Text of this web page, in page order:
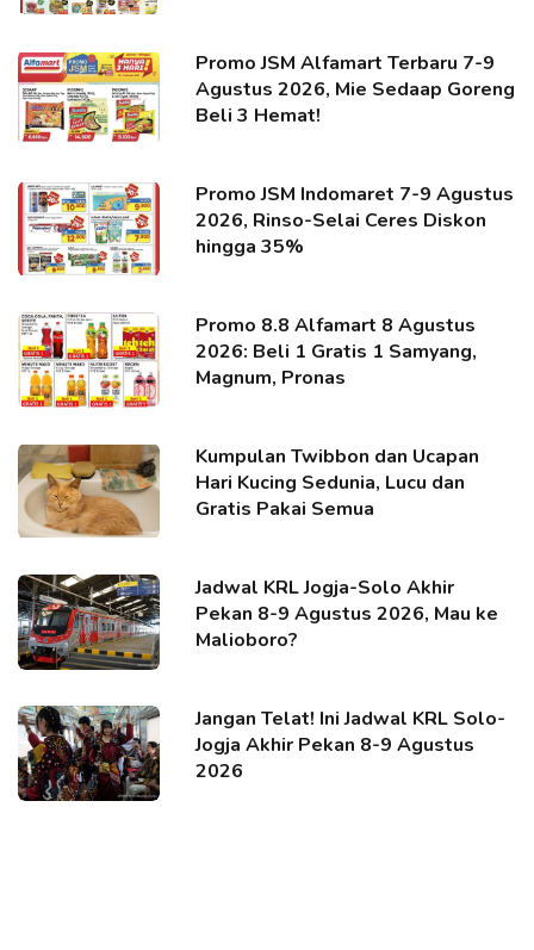
Promo JSM Alfamart Terbaru 7-9
Agustus 2026, Mie Sedaap Goreng
Beli 3 Hemat!
Promo JSM Indomaret 7-9 Agustus
2026, Rinso-Selai Ceres Diskon
hingga 35%
Promo 8.8 Alfamart 8 Agustus
2026: Beli 1 Gratis 1 Samyang,
Magnum, Pronas
Kumpulan Twibbon dan Ucapan
Hari Kucing Sedunia, Lucu dan
Gratis Pakai Semua
Jadwal KRL Jogja-Solo Akhir
Pekan 8-9 Agustus 2026, Mau ke
Malioboro?
Jangan Telat! Ini Jadwal KRL Solo-
Jogja Akhir Pekan 8-9 Agustus
2026